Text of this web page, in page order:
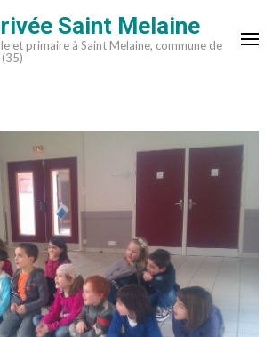
Saint Melaine
et primaire à Saint Melaine, commune de